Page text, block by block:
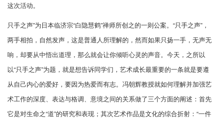
这次活动。
只手之声”为日本临济宗“白隐慧鹤”禅师所创之的一则公案。“只手之声”，
两手相拍，自然发声，这是普通人所理解的，然而如果只扬一手，无声无
响，却要从中悟出道理，那么就会让你倾听心灵的声音。今天，之所以
以“只手之声”为题，就是想告诉同学们，艺术成长最重要的一条就是要遵
从自己内心的爱好，要因为热爱而有志。冯朝辉教授就如何理解并加强艺
术工作的深度、表达与格调、意境之间的关系做了三个方面的阐述：首先
它是对生命之“道”的研究和表现；其次艺术作品是文化的综合折射：“一件